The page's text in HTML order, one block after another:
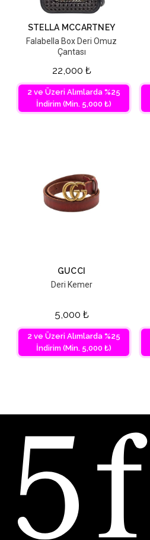
STELLA MCCARTNEY
Falabella Box Deri Omuz
Çantası
22,000 ₺
2 ve Üzeri Alımlarda %25
İndirim (Min. 5,000 ₺)
GUCCI
Deri Kemer
5,000 ₺
2 ve Üzeri Alımlarda %25
İndirim (Min. 5,000 ₺)